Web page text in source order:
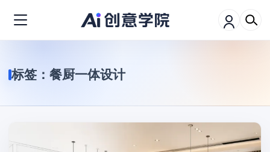
标签： 餐厨一体设计